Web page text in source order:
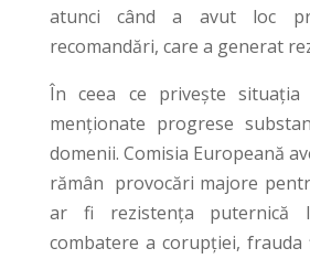
atunci când a avut loc
recomandări, care a generat
În ceea ce privește situația
menţionate progrese
domenii. Comisia Europeană
rămân provocări majore
ar fi rezistenţa puternică
combatere a corupţiei, frauda